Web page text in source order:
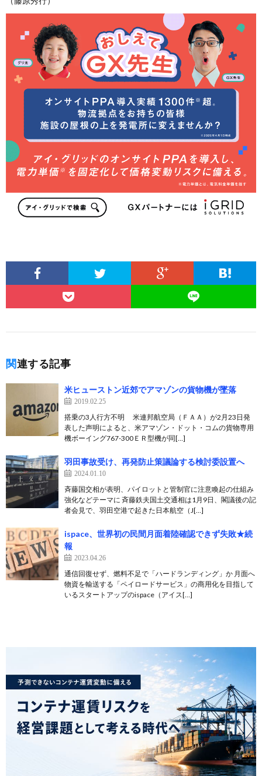
関連する記事
米ヒューストン近郊でアマゾンの貨物機が墜落
2019.02.25
搭乗の3人行方不明 米連邦航空局（ＦＡＡ）が2月23日発
表した声明によると、米アマゾン・ドット・コムの貨物専用
機ボーイング767-300ＥＲ型機が同[…]
羽田事故受け、再発防止策議論する検討委設置へ
2024.01.10
斉藤国交相が表明、パイロットと管制官に注意喚起の仕組み
強化などテーマに 斉藤鉄夫国土交通相は1月9日、閣議後の記
者会見で、羽田空港で起きた日本航空（J[…]
ispace、世界初の民間月面着陸確認できず失敗★続
報
2023.04.26
通信回復せず、燃料不足で「ハードランディング」か 月面へ
物資を輸送する「ペイロードサービス」の商用化を目指して
いるスタートアップのispace（アイス[…]